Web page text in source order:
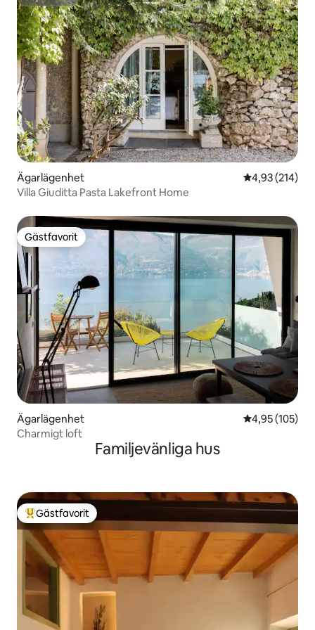
Ägarlägenhet 4,93 av 5 i
4,93 (214)
Villa Giuditta Pasta Lakefront Home
Gästfavorit
Gästfavorit
Ägarlägenhet 4,95 av 5 i
4,95 (105)
Charmigt loft
Familjevänliga hus
Populär gästfavorit
Gästfavorit